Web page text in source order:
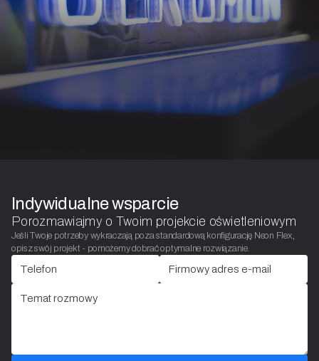
Indywidualne wsparcie
Porozmawiajmy o Twoim projekcie oświetleniowym
Jeśli Twoje potrzeby wykraczają poza standardową konfigurację Neon Flex,
opisz swój projekt - pomożemy dobrać optymalne rozwiązanie.